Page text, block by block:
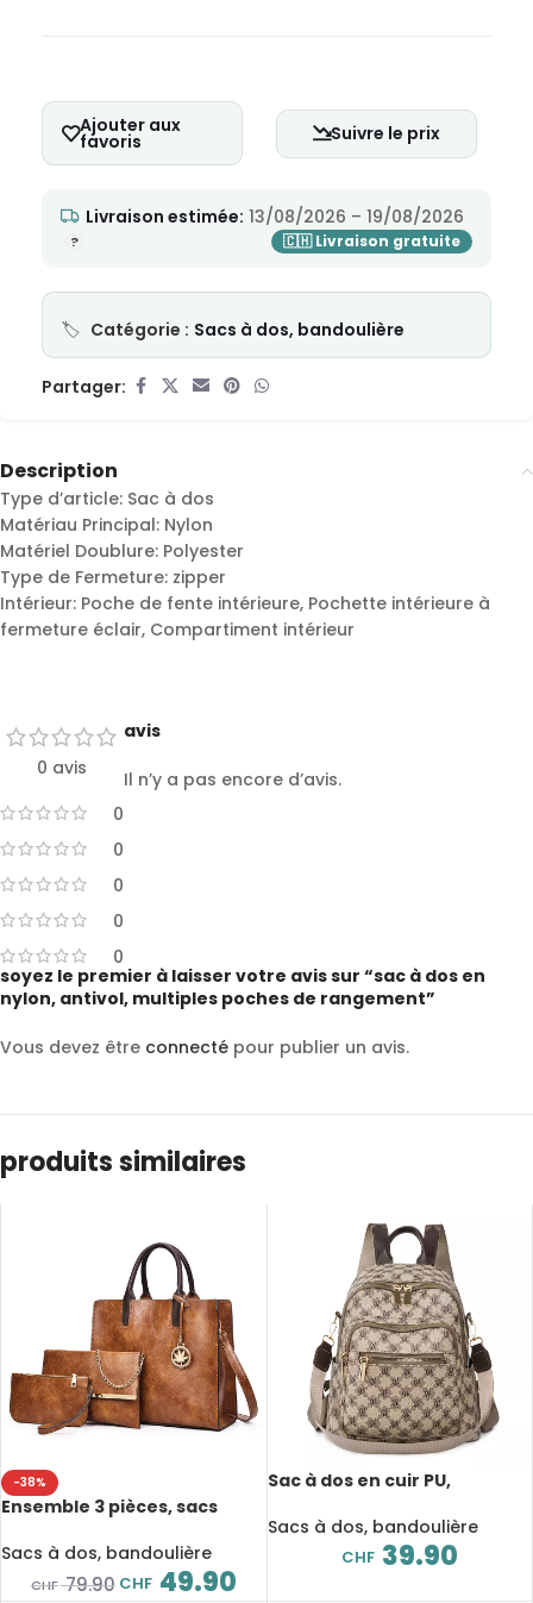
Ajouter aux
favoris Suivre le prix
Livraison estimée: 13/08/2026 – 19/08/2026
Catégorie : Sacs à dos, bandoulière
Partager:
Description
Type d’article: Sac à dos
Matériau Principal: Nylon
Matériel Doublure: Polyester
Type de Fermeture: zipper
Intérieur: Poche de fente intérieure, Pochette intérieure à
fermeture éclair, Compartiment intérieur
0 avis
0
0
0
0
0
avis
Il n’y a pas encore d’avis.
soyez le premier à laisser votre avis sur “sac à dos en
nylon, antivol, multiples poches de rangement”
Vous devez être connecté pour publier un avis.
produits similaires
-38%
Ensemble 3 pièces, sacs
décontractés, mode rétro
Sacs à dos, bandoulière
CHF79.90 CHF 49.90
Sac à dos en cuir PU,
rangement
Sacs à dos, bandoulière
CHF 39.90